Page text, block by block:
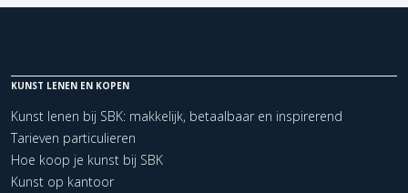
KUNST LENEN EN KOPEN
Kunst lenen bij SBK: makkelijk, betaalbaar en inspirerend
Tarieven particulieren
Hoe koop je kunst bij SBK
Kunst op kantoor